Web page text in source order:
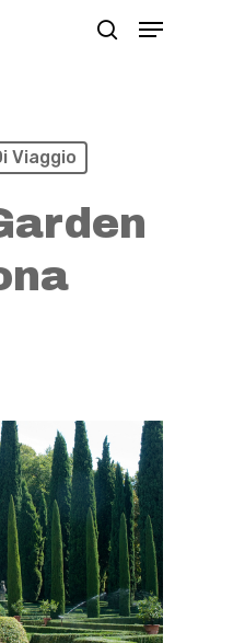
Menu
Viaggio